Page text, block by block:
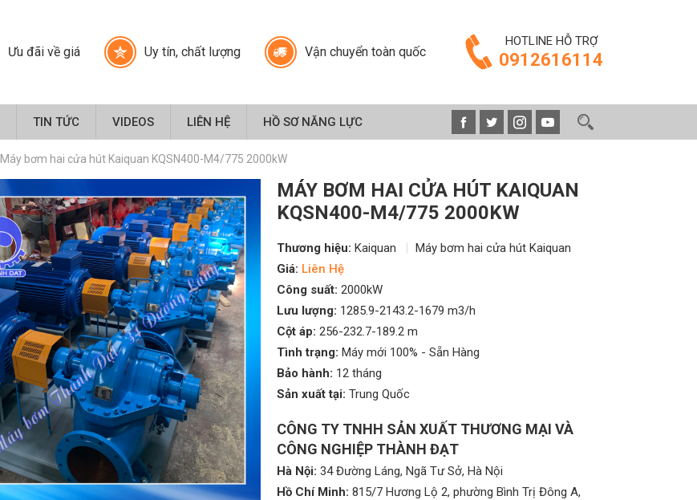
Ưu đãi về giá Uy tín, chất lượng Vận chuyển toàn quốc
HOTLINE HỖ TRỢ
0912616114
TIN TỨC VIDEOS LIÊN HỆ HỒ SƠ NĂNG LỰC
Máy bơm hai cửa hút Kaiquan KQSN400-M4/775 2000kW
MÁY BƠM HAI CỬA HÚT KAIQUAN
KQSN400-M4/775 2000KW
Thương hiệu: Kaiquan
Máy bơm hai cửa hút Kaiquan
Giá: Liên Hệ
Công suất: 2000kW
Lưu lượng: 1285.9-2143.2-1679 m3/h
Cột áp: 256-232.7-189.2 m
Tình trạng: Máy mới 100% - Sẵn Hàng
Bảo hành: 12 tháng
Sản xuất tại: Trung Quốc
CÔNG TY TNHH SẢN XUẤT THƯƠNG MẠI VÀ
CÔNG NGHIỆP THÀNH ĐẠT
Hà Nội: 34 Đường Láng, Ngã Tư Sở, Hà Nội
Hồ Chí Minh: 815/7 Hương Lộ 2, phường Bình Trị Đông A,